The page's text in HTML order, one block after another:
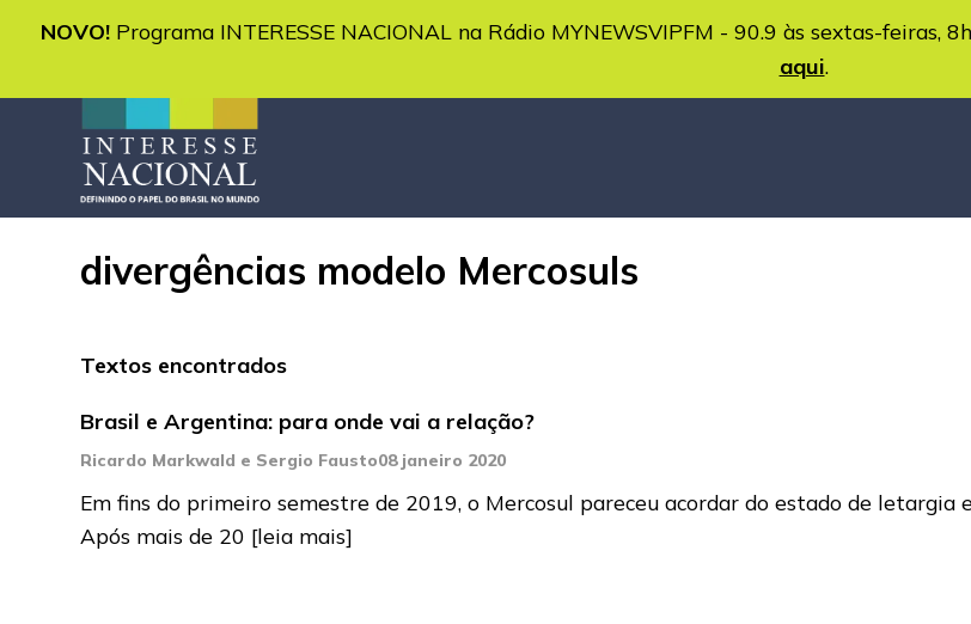
NOVO! Programa INTERESSE NACIONAL na Rádio MYNEWSVIPFM - 90.9 às sextas-feiras,
aqui.
divergências modelo Mercosuls
Textos encontrados
Brasil e Argentina: para onde vai a relação?
Ricardo Markwald e Sergio Fausto08 janeiro 2020
Em fins do primeiro semestre de 2019, o Mercosul pareceu acordar do estado de letargia
Após mais de 20 [leia mais]